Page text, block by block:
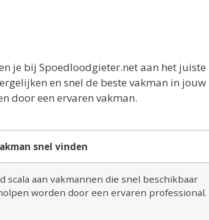
je bij Spoedloodgieter.net aan het juiste
en snel de beste vakman in jouw
door een ervaren vakman.
snel vinden
aan vakmannen die snel beschikbaar
worden door een ervaren professional.